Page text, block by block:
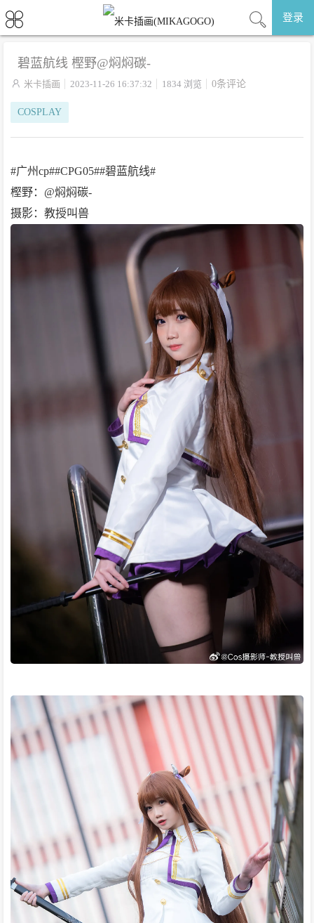
登录
碧蓝航线 樫野@焖焖碳-
 米卡插画 2023-11-26 16:37:32 1834 浏览 0条评论
COSPLAY
#广州cp##CPG05##碧蓝航线#
樫野：@焖焖碳-
摄影：教授叫兽 ​​​